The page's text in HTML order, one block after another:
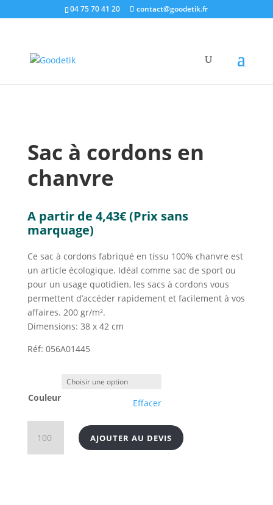
04 75 70 41 20 contact@goodetik.fr
e-shop/Ecologique & Ethique
/ Sac à
Sac à cordons en
chanvre
A partir de 4,43€(Prix sans
marquage)
Ce sac à cordons fabriqué en tissu 100% chanvre est
un article écologique. Idéal comme sac de sport ou
pour un usage quotidien, les sacs à cordons vous
permettent d’accéder rapidement et facilement à vos
affaires. 200 gr/m².
Dimensions: 38 x 42 cm
Réf: 056A01445
Couleur Effacer
Sac
AJOUTER AU DEVIS